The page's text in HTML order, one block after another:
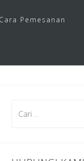
Cara Pemesanan